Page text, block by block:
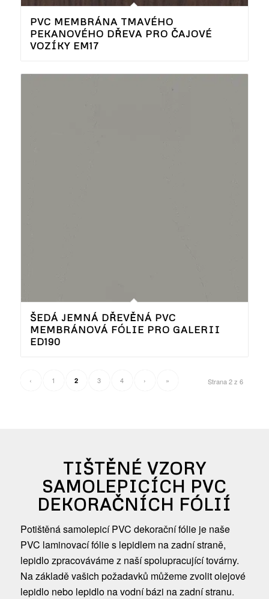
PVC MEMBRÁNA TMAVÉHO
PEKANOVÉHO DŘEVA PRO ČAJOVÉ
VOZÍKY EM17
ŠEDÁ JEMNÁ DŘEVĚNÁ PVC
MEMBRÁNOVÁ FÓLIE PRO GALERII
ED190
Strana 2 z 6
‹ 1 2 3 4 › »
TIŠTĚNÉ VZORY
SAMOLEPICÍCH PVC
DEKORAČNÍCH FÓLIÍ
Potištěná samolepicí PVC dekorační fólie je naše
PVC laminovací fólie s lepidlem na zadní straně,
lepidlo zpracováváme z naší spolupracující továrny.
Na základě vašich požadavků můžeme zvolit olejové
lepidlo nebo lepidlo na vodní bázi na zadní stranu.